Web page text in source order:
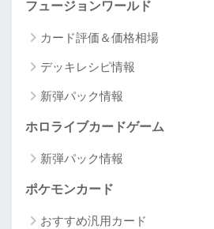
フュージョンワールド
カード評価＆価格相場
デッキレシピ情報
新弾パック情報
ホロライブカードゲーム
新弾パック情報
ポケモンカード
おすすめ汎用カード